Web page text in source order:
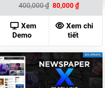
400,000₫ Giá
gốc
là:
400,000 ₫.
80,000₫Giá
hiện
tại
là:
80,000
Xem
Demo
Xem chi
tiết